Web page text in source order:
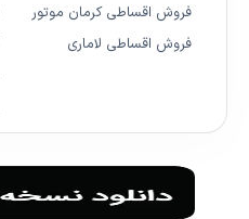
فروش اقساطی کرمان موتور
فروش اقساطی لاماری